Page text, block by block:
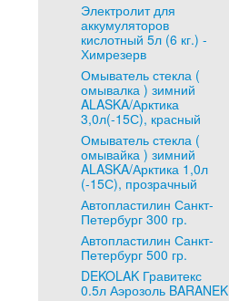
Электролит для
аккумуляторов
кислотный 5л (6 кг.) -
Химрезерв
Омыватель стекла (
омывалка ) зимний
ALASKA/Арктика
3,0л(-15С), красный
Омыватель стекла (
омывайка ) зимний
ALASKA/Арктика 1,0л
(-15С), прозрачный
Автопластилин Санкт-
Петербург 300 гр.
Автопластилин Санкт-
Петербург 500 гр.
DEKOLAK Гравитекс
0.5л Аэрозоль BARANEK